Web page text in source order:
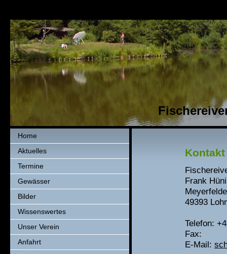
Home
Aktuelles
Termine
Gewässer
Bilder
Wissenswertes
Unser Verein
Anfahrt
Kontakt
Frank
49393
Telefon:
Fax:
E-Mail: